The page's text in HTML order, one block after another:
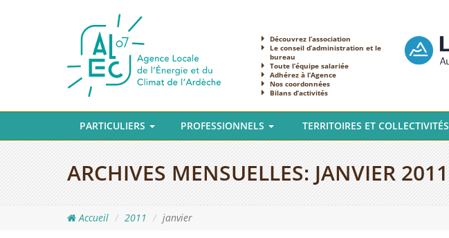
Découvrez l’association
Le conseil d’administration et le
bureau
Toute l’équipe salariée
Adhérez à l’Agence
Nos coordonnées
Bilans d’activités
PARTICULIERS PROFESSIONNELS TERRITOIRES ET COLLECTIVITÉS
ARCHIVES MENSUELLES: JANVIER 2011
Accueil 2011 janvier